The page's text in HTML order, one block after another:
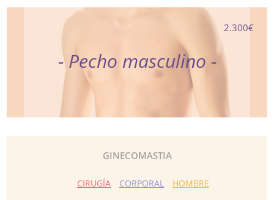
2.300€
- Pecho masculino -
GINECOMASTIA
CIRUGÍA CORPORAL HOMBRE